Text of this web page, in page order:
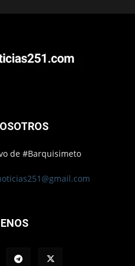
de #Barquisimeto